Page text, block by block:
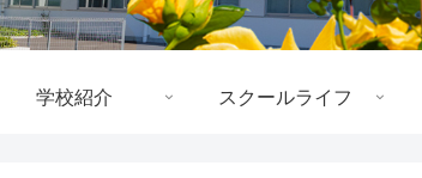
学校紹介 スクールライフ